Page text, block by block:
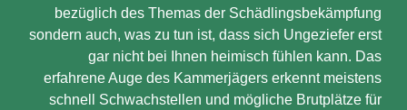
bezüglich des Themas der Schädlingsbekämpfung
sondern auch, was zu tun ist, dass sich Ungeziefer erst
gar nicht bei Ihnen heimisch fühlen kann. Das
erfahrene Auge des Kammerjägers erkennt meistens
schnell Schwachstellen und mögliche Brutplätze für